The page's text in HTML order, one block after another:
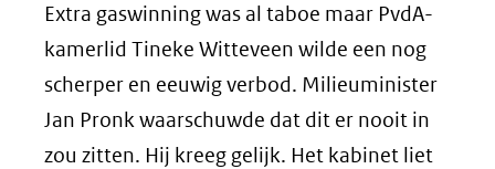
Extra gaswinning was al taboe maar PvdA-
kamerlid Tineke Witteveen wilde een nog
scherper en eeuwig verbod. Milieuminister
Jan Pronk waarschuwde dat dit er nooit in
zou zitten. Hij kreeg gelijk. Het kabinet liet